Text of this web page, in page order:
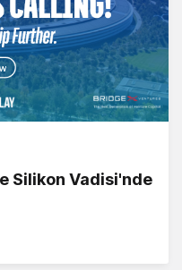
Silikon Vadisi'nde